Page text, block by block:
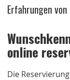
Erfahrungen
online
Die